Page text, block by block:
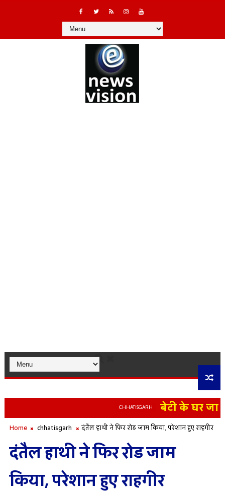
CHHATISGARH बेटी के घर जाने
Home chhatisgarh दंतैल हाथी ने फिर रोड जाम किया, परेशान हुए राहगीर
दंतैल हाथी ने फिर रोड जाम
किया, परेशान हुए राहगीर